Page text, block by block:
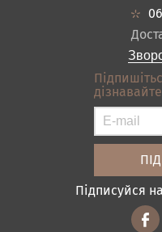
Ванна
Акціі
Підписуйся